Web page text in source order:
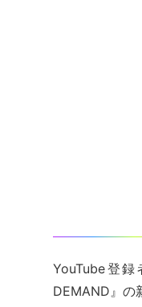
YouTube登
DEMAND』の